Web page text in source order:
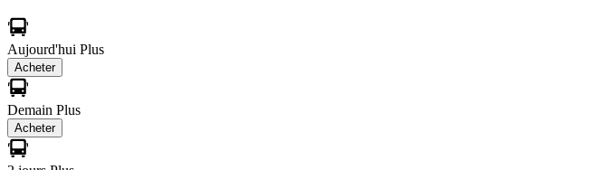
Aujourd'hui Plus
Acheter
Demain Plus
Acheter